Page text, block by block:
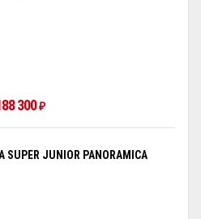
300 ₽
JUNIOR PANORAMICA